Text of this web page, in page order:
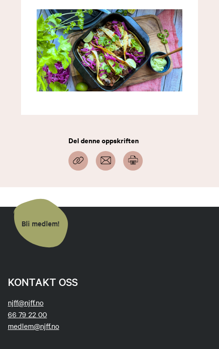
Del denne oppskriften
Bli medlem!
KONTAKT OSS
njff@njff.no
66 79 22 00
medlem@njff.no